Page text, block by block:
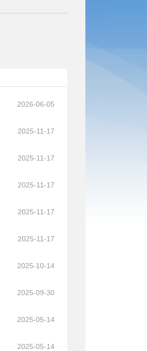
2026-06-05
2025-11-17
2025-11-17
2025-11-17
2025-11-17
2025-11-17
2025-10-14
2025-09-30
2025-05-14
2025-05-14